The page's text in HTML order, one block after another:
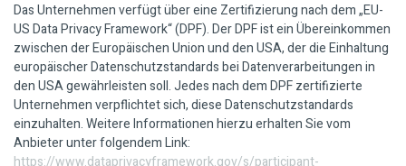
Das Unternehmen verfügt über eine Zertifizierung nach dem „EU-
US Data Privacy Framework“ (DPF). Der DPF ist ein Übereinkommen
zwischen der Europäischen Union und den USA, der die Einhaltung
europäischer Datenschutzstandards bei Datenverarbeitungen in
den USA gewährleisten soll. Jedes nach dem DPF zertifizierte
Unternehmen verpflichtet sich, diese Datenschutzstandards
einzuhalten. Weitere Informationen hierzu erhalten Sie vom
Anbieter unter folgendem Link:
https://www.dataprivacyframework.gov/s/participant-